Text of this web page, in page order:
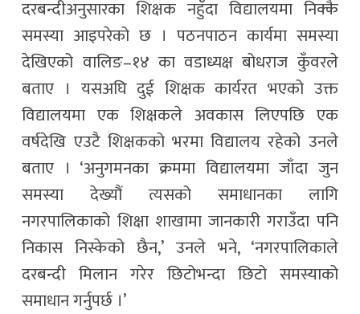
दरबन्दीअनुसारका शिक्षक नहुँदा विद्यालयमा निक्कै
समस्या आइपरेको छ । पठनपाठन कार्यमा समस्या
देखिएको वालिङ–१४ का वडाध्यक्ष बोधराज कुँवरले
बताए । यसअघि दुई शिक्षक कार्यरत भएको उक्त
विद्यालयमा एक शिक्षकले अवकास लिएपछि एक
वर्षदेखि एउटै शिक्षकको भरमा विद्यालय रहेको उनले
बताए । ‘अनुगमनका क्रममा विद्यालयमा जाँदा जुन
समस्या देख्यौं त्यसको समाधानका लागि
नगरपालिकाको शिक्षा शाखामा जानकारी गराउँदा पनि
निकास निस्केको छैन,’ उनले भने, ‘नगरपालिकाले
दरबन्दी मिलान गरेर छिटोभन्दा छिटो समस्याको
समाधान गर्नुपर्छ ।’